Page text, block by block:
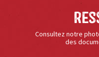
Consultez notre
des